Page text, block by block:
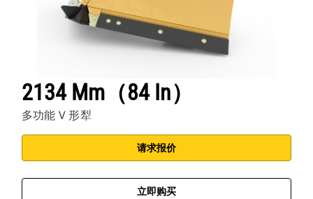
2134 Mm（84 In）
多功能 V 形犁
请求报价
立即购买